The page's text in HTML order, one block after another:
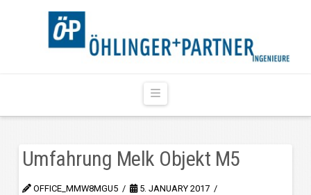
Navigation
Umfahrung Melk Objekt M5
OFFICE_MMW8MGU5 5. JANUARY 2017